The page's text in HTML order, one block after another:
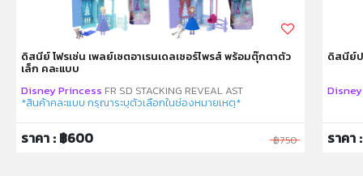
Top is removable and kids can play with the doll and
accessories inside or outside of the snow globe.
ornament for holiday fun!
It's the perfect gift for ages 4 years old and up
ดิสนีย์ โฟรเซ่น เพลย์เซตอาเรนเดลเซอร์ไพรส์ พร้อมตุ๊กตาตัว
เล็ก คละแบบ
Disney Princess FR SD STACKING REVEAL AST
*สินค้าคละแบบ กรุณาระบุตัวเลือกในช่องหมายเหตุ*
ราคา : ฿600 ฿750
ดิสนีย์ป
ราคา